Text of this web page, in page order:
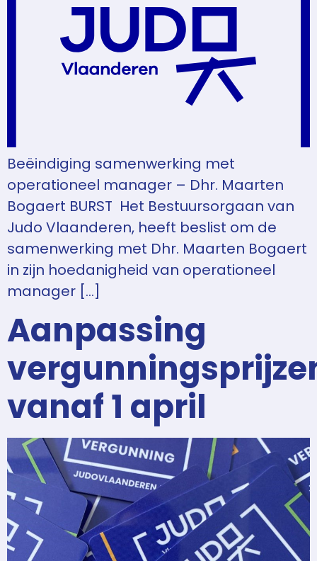
Beëindiging samenwerking met
operationeel manager – Dhr. Maarten
Bogaert BURST Het Bestuursorgaan van
Judo Vlaanderen, heeft beslist om de
samenwerking met Dhr. Maarten Bogaert
in zijn hoedanigheid van operationeel
manager […]
Aanpassing
vanaf 1 april